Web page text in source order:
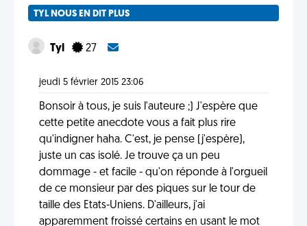
TYL NOUS EN DIT PLUS
Tyl 27
jeudi 5 février 2015 23:06
Bonsoir à tous, je suis l'auteure ;) J'espère que
cette petite anecdote vous a fait plus rire
qu'indigner haha. C'est, je pense (j'espère),
juste un cas isolé. Je trouve ça un peu
dommage - et facile - qu'on réponde à l'orgueil
de ce monsieur par des piques sur le tour de
taille des Etats-Uniens. D'ailleurs, j'ai
apparemment froissé certains en usant le mot